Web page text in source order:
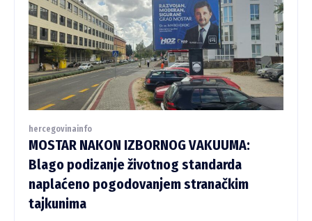
hercegovinainfo
MOSTAR NAKON IZBORNOG VAKUUMA:
Blago podizanje životnog standarda
naplaćeno pogodovanjem stranačkim
tajkunima